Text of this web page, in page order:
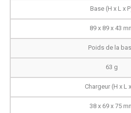
Base (H x L x
89 x 89 x 43
Poids de la
63 g
Chargeur (H x L
38 x 69 x 75